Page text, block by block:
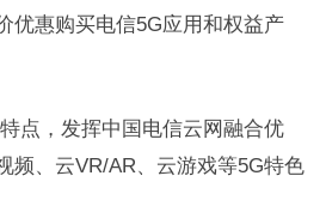
优惠购买电信5G应用和权益产
点，发挥中国电信云网融合优
频、云VR/AR、云游戏等5G特色